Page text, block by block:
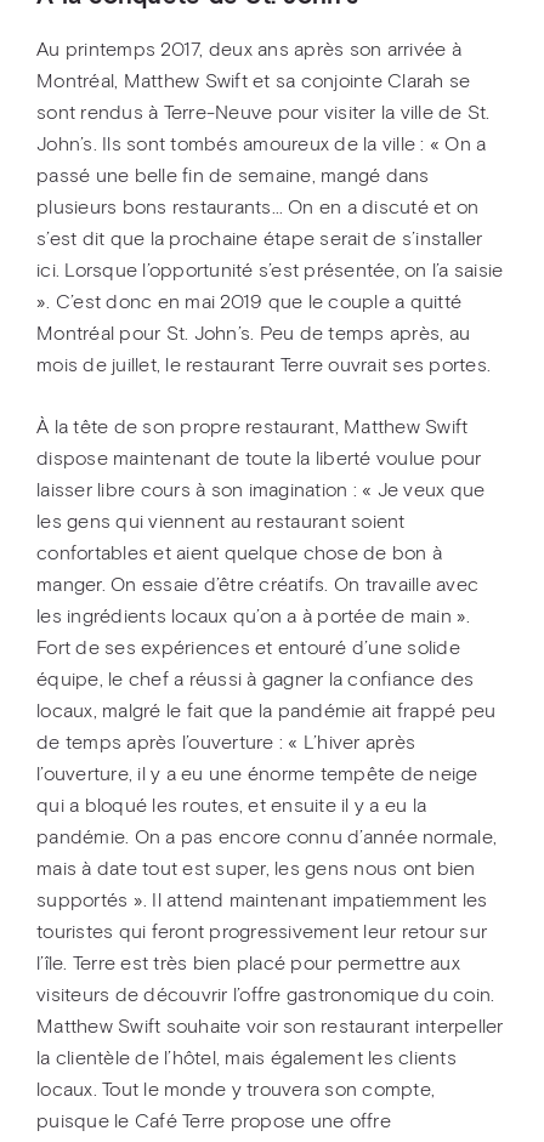
Au printemps 2017, deux ans après son arrivée à
Montréal, Matthew Swift et sa conjointe Clarah se
sont rendus à Terre-Neuve pour visiter la ville de St.
John’s. Ils sont tombés amoureux de la ville : « On a
passé une belle fin de semaine, mangé dans
plusieurs bons restaurants… On en a discuté et on
s’est dit que la prochaine étape serait de s’installer
ici. Lorsque l’opportunité s’est présentée, on l’a saisie
». C’est donc en mai 2019 que le couple a quitté
Montréal pour St. John’s. Peu de temps après, au
mois de juillet, le restaurant Terre ouvrait ses portes.
À la tête de son propre restaurant, Matthew Swift
dispose maintenant de toute la liberté voulue pour
laisser libre cours à son imagination : « Je veux que
les gens qui viennent au restaurant soient
confortables et aient quelque chose de bon à
manger. On essaie d’être créatifs. On travaille avec
les ingrédients locaux qu’on a à portée de main ».
Fort de ses expériences et entouré d’une solide
équipe, le chef a réussi à gagner la confiance des
locaux, malgré le fait que la pandémie ait frappé peu
de temps après l’ouverture : « L’hiver après
l’ouverture, il y a eu une énorme tempête de neige
qui a bloqué les routes, et ensuite il y a eu la
pandémie. On a pas encore connu d’année normale,
mais à date tout est super, les gens nous ont bien
supportés ». Il attend maintenant impatiemment les
touristes qui feront progressivement leur retour sur
l’île. Terre est très bien placé pour permettre aux
visiteurs de découvrir l’offre gastronomique du coin.
Matthew Swift souhaite voir son restaurant interpeller
la clientèle de l’hôtel, mais également les clients
locaux. Tout le monde y trouvera son compte,
puisque le Café Terre propose une offre